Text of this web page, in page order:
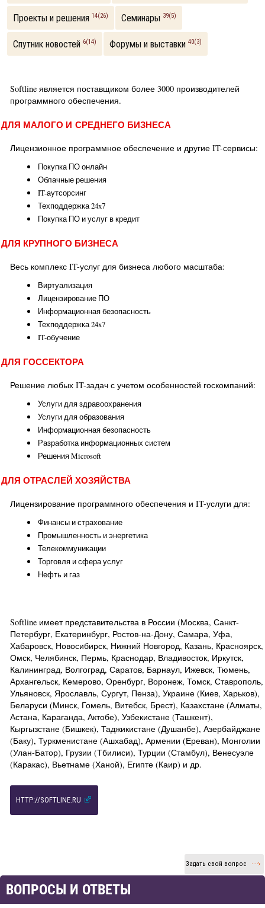
Проекты и решения 14(26) Семинары 39(5)
Спутник новостей 6(14) Форумы и выставки 40(3)
Softline является поставщиком более 3000 производителей
программного обеспечения.
ДЛЯ МАЛОГО И СРЕДНЕГО БИЗНЕСА
Лицензионное программное обеспечение и другие IT-сервисы:
Покупка ПО онлайн
Облачные решения
IT-аутсорсинг
Техподдержка 24x7
Покупка ПО и услуг в кредит
ДЛЯ КРУПНОГО БИЗНЕСА
Весь комплекс IT-услуг для бизнеса любого масштаба:
Виртуализация
Лицензирование ПО
Информационная безопасность
Техподдержка 24x7
IT-обучение
ДЛЯ ГОССЕКТОРА
Решение любых IT-задач с учетом особенностей госкомпаний:
Услуги для здравоохранения
Услуги для образования
Информационная безопасность
Разработка информационных систем
Решения Microsoft
ДЛЯ ОТРАСЛЕЙ ХОЗЯЙСТВА
Лицензирование программного обеспечения и IT-услуги для:
Финансы и страхование
Промышленность и энергетика
Телекоммуникации
Торговля и сфера услуг
Нефть и газ
Softline имеет представительства в России (Москва, Санкт-
Петербург, Екатеринбург, Ростов-на-Дону, Самара, Уфа,
Хабаровск, Новосибирск, Нижний Новгород, Казань, Красноярск,
Омск, Челябинск, Пермь, Краснодар, Владивосток, Иркутск,
Калининград, Волгоград, Саратов, Барнаул, Ижевск, Тюмень,
Архангельск, Кемерово, Оренбург, Воронеж, Томск, Ставрополь,
Ульяновск, Ярославль, Сургут, Пенза), Украине (Киев, Харьков),
Беларуси (Минск, Гомель, Витебск, Брест), Казахстане (Алматы,
Астана, Караганда, Актобе), Узбекистане (Ташкент),
Кыргызстане (Бишкек), Таджикистане (Душанбе), Азербайджане
(Баку), Туркменистане (Ашхабад), Армении (Ереван), Монголии
(Улан-Батор), Грузии (Тбилиси), Турции (Стамбул), Венесуэле
(Каракас), Вьетнаме (Ханой), Египте (Каир) и др.
HTTP://SOFTLINE.RU
Задать свой вопрос
ВОПРОСЫ И ОТВЕТЫ